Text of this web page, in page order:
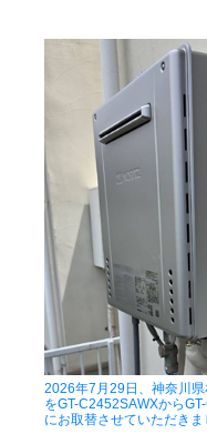
2026年7月29日、神奈川
をGT-C2452SAWXから
にお取替させていただきま